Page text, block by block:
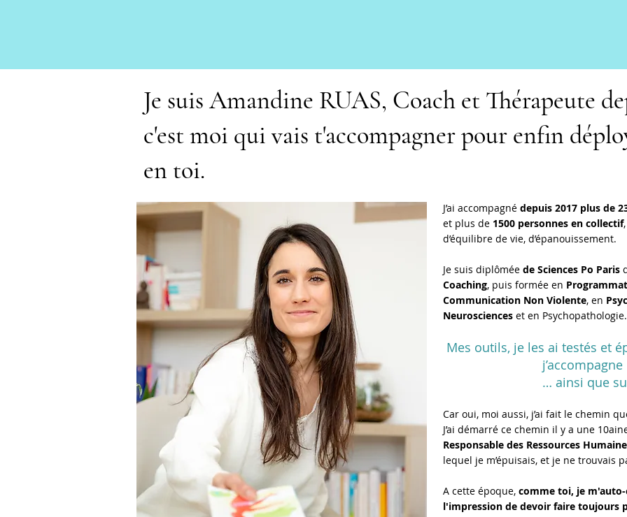
Je suis Amandine RUAS, Coach et Thérapeute
c'est moi qui vais t'accompagner pour enfin
en toi.
J’ai accompagné depuis 2017 plus de
et plus de 1500 personnes en collectif
d’équilibre de vie, d’épanouissement.
Je suis diplômée de Sciences Po Paris
Coaching, puis formée en
Communication Non Violente, en
Neurosciences et en
Mes outils, je les ai testés et
… ainsi que
Car oui, moi aussi, j’ai fait le chemin
J’ai démarré ce chemin il y a une
Responsable des Ressources
lequel je m’épuisais, et je ne trouvais
A cette époque, comme toi, je m'auto-
l'impression de devoir faire toujours